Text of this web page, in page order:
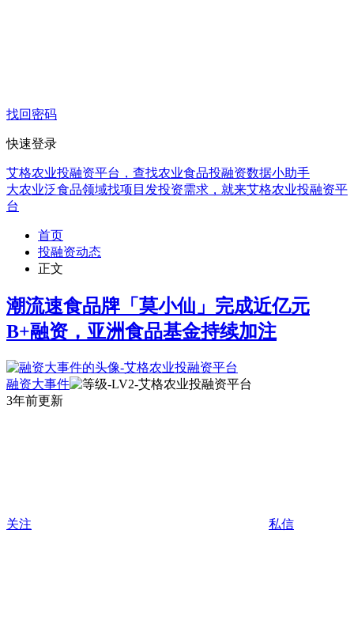
找回密码
快速登录
艾格农业投融资平台，查找农业食品投融资数据小助手
大农业泛食品领域找项目发投资需求，就来艾格农业投融资平
台
首页
投融资动态
正文
潮流速食品牌「莫小仙」完成近亿元
B+融资，亚洲食品基金持续加注
融资大事件
3年前更新
关注 私信